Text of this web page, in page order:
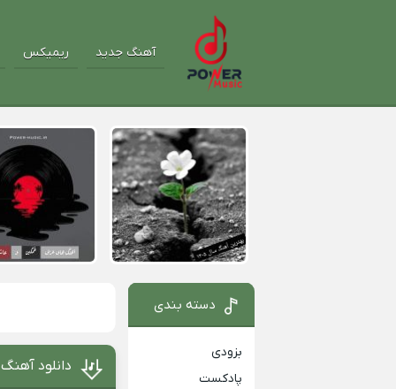
آهنگ جدید ریمیکس
دانلود
دسته بندی
بزودی
پادکست